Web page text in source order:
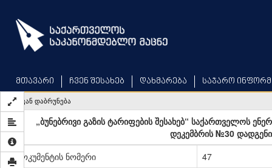
main
content
მთავარი ჩვენ შესახებ დახმარება საჯარო
უკან დაბრუნება
„ბუნებრივი გაზის ტარიფების შესახებ“ საქართველოს
დეკემბრის №30
დოკუმენტის ნომერი
47